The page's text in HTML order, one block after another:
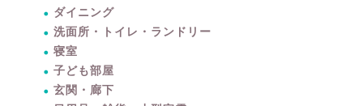
ダイニング
洗面所・トイレ・ランドリー
寝室
子ども部屋
玄関・廊下